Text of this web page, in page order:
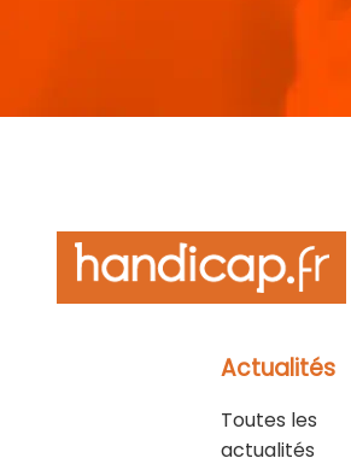
Actualités
Toutes les
actualités